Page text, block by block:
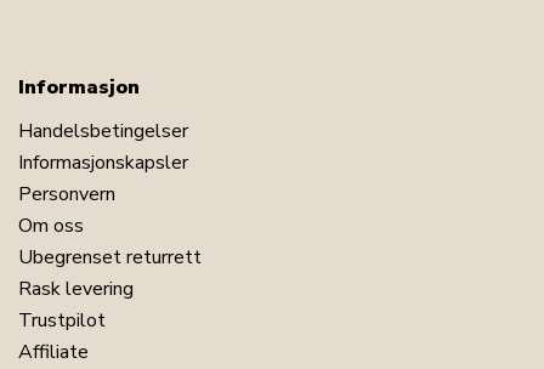
Informasjon
Handelsbetingelser
Informasjonskapsler
Personvern
Om oss
Ubegrenset returrett
Rask levering
Trustpilot
Affiliate